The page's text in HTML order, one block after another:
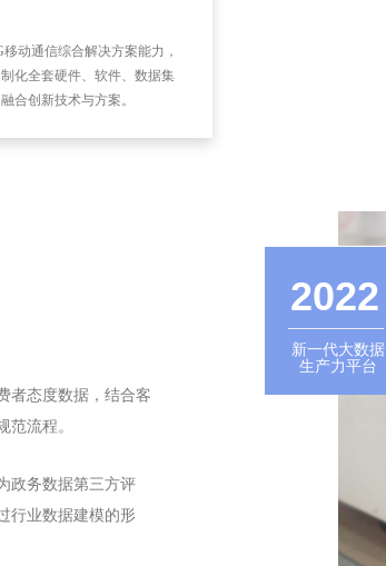
动通信综合解决方案能力，
化全套硬件、软件、数据集
合创新技术与方案。
新一代大数据
生产力平台
2022
者态度数据，结合客
流程。
政务数据第三方评
行业数据建模的形